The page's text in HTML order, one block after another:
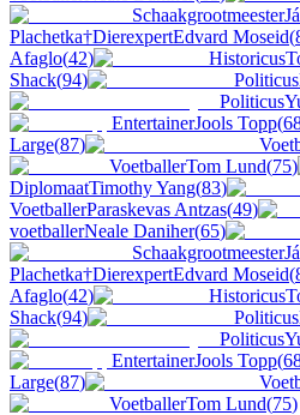
Schaakgrootmeester
Plachetka†DierexpertEdvard Moseid(
Afaglo(42) Historicus
Shack(94) Politicus
Politicus
EntertainerJools Topp(
Large(87)
VoetballerTom Lund(75)
DiplomaatTimothy Yang(83)
VoetballerParaskevas Antzas(49)
voetballerNeale Daniher(65)
Schaakgrootmeester
Plachetka†DierexpertEdvard Moseid(
Afaglo(42) Historicus
Shack(94) Politicus
Politicus
EntertainerJools Topp(
Large(87)
VoetballerTom Lund(75)